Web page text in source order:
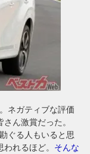
ネガティブな評価
ん激賞だった。
ぐる人もいると思
れるほど。 そんな